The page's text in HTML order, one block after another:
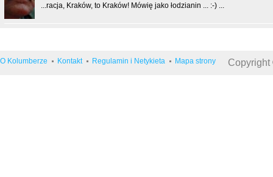
...racja, Kraków, to Kraków! Mówię jako łodzianin ... :-) ...
O Kolumberze Kontakt Regulamin i Netykieta Mapa strony